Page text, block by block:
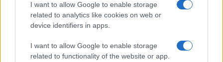
I want to allow Google to enable storage
related to analytics like cookies on web or
device identifiers in apps.
I want to allow Google to enable storage
related to functionality of the website or app.
Plan de comidas semanal con recetas rápidas y
económicas